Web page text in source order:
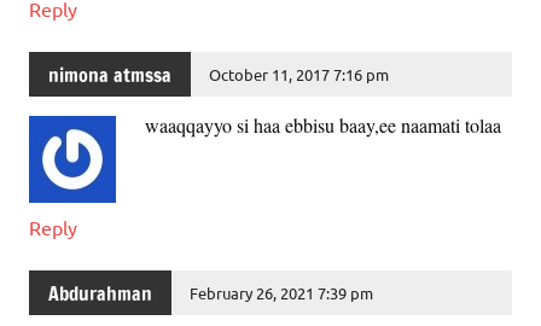
Reply
nimona atmssa October 11, 2017 7:16 pm
waaqqayyo si haa ebbisu baay,ee naamati tolaa
Reply
Abdurahman February 26, 2021 7:39 pm